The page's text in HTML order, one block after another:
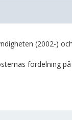
(2002-)
fördelning